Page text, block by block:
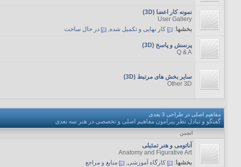
نمونه کار اعضا (3D)
User Gallery
بخشها: کار نهایی و تکمیل شده, در حال ساخت
پرسش و پاسخ (3D)
Q & A
سایر بخش های مرتبط (3D)
Other 3D
مفاهیم اصلی در طراحی 3 بعدی
گفتگو و تبادل نظر پیرامون مفاهیم اصلی و تخصصی در هنر سه بعدی
انجمن
آناتومی و هنر تمثیلی
Anatomy and Figurative Art
بخشها: کارگاه آموزشی, منابع و مراجع